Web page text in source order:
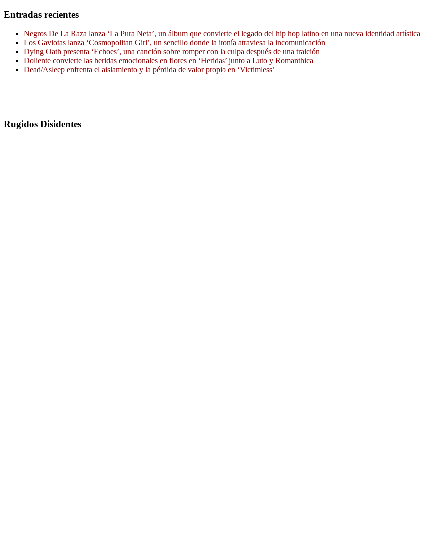
Entradas recientes
Negros De La Raza lanza ‘La Pura Neta’, un álbum que convierte el legado del hip hop latino en una nueva identidad artística
Los Gaviotas lanza ‘Cosmopolitan Girl’, un sencillo donde la ironía atraviesa la incomunicación
Dying Oath presenta ‘Echoes’, una canción sobre romper con la culpa después de una traición
Doliente convierte las heridas emocionales en flores en ‘Heridas’ junto a Luto y Romanthica
Dead/Asleep enfrenta el aislamiento y la pérdida de valor propio en ‘Victimless’
Rugidos Disidentes